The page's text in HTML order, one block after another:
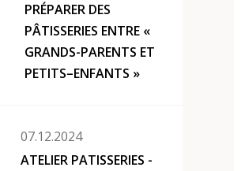
PRÉPARER DES
PÂTISSERIES ENTRE «
GRANDS-PARENTS ET
PETITS–ENFANTS »
07.12.2024
ATELIER PATISSERIES -